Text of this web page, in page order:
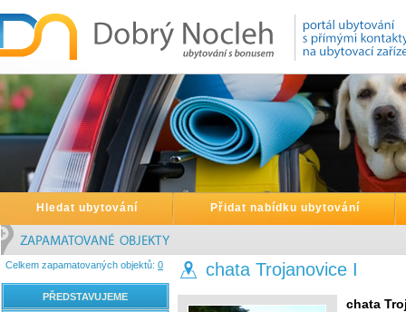
Hledat ubytování Přidat nabídku ubytování
Celkem zapamatovaných objektů: 0
PŘEDSTAVUJEME
chata Trojanovice I
chata